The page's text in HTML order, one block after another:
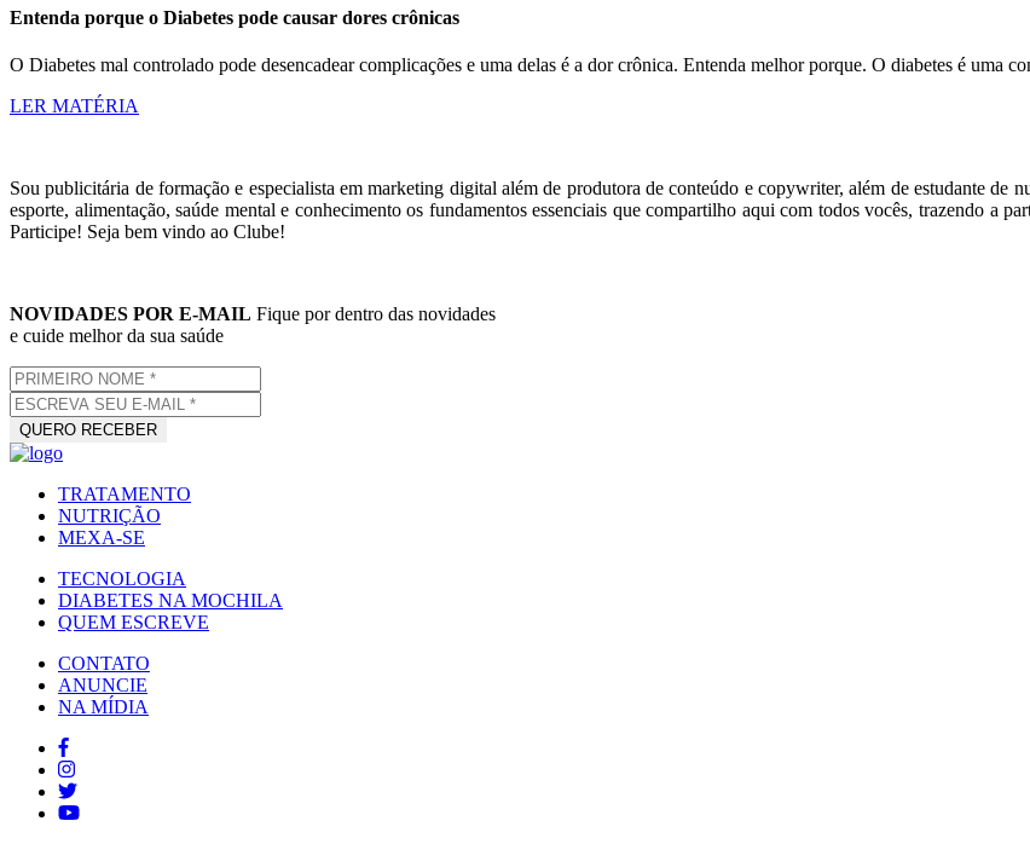
Entenda porque o Diabetes pode causar dores crônicas
O Diabetes mal controlado pode desencadear complicações e uma delas é a dor crônica. Entenda melhor porque. O diabetes é uma
LER MATÉRIA
Sou publicitária de formação e especialista em marketing digital além de produtora de conteúdo e copywriter, além de estudante de
esporte, alimentação, saúde mental e conhecimento os fundamentos essenciais que compartilho aqui com todos vocês, trazendo a
Participe! Seja bem vindo ao Clube!
NOVIDADES POR E-MAIL Fique por dentro das novidades
e cuide melhor da sua saúde
TRATAMENTO
NUTRIÇÃO
MEXA-SE
TECNOLOGIA
DIABETES NA MOCHILA
QUEM ESCREVE
CONTATO
ANUNCIE
NA MÍDIA